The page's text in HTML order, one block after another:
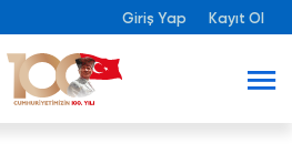
Giriş Yap Kayıt Ol